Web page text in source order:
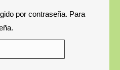
por contraseña. Para